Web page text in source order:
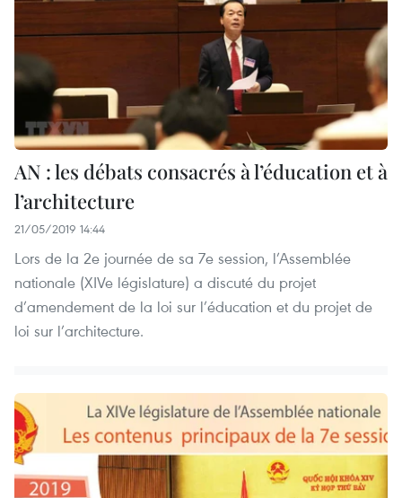
AN : les débats consacrés à l’éducation et à
l’architecture
21/05/2019 14:44
Lors de la 2e journée de sa 7e session, l’Assemblée
nationale (XIVe législature) a discuté du projet
d’amendement de la loi sur l’éducation et du projet de
loi sur l’architecture.